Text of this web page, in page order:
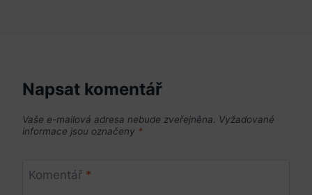
Napsat komentář
Vaše e-mailová adresa nebude zveřejněna. Vyžadované
informace jsou označeny *
Komentář *